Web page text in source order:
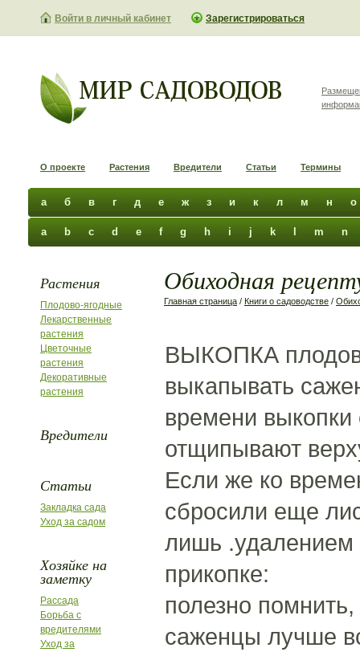
Войти в личный кабинет Зарегистрироваться
О проекте Растения Вредители Статьи Термины
а б в г д е ж з и к л м н о
a b c d e f g h i j k m n
Растения
Плодово-ягодные
Лекарственные
растения
Цветочные
растения
Декоративные
растения
Вредители
Статьи
Закладка сада
Уход за садом
Хозяйке на
заметку
Рассада
Борьба с
вредителями
Уход за
Обиходная
Главная страница / Книги о садоводстве /
ВЫКОПКА
выкапывать
времени выкопки
отщипывают
Если же ко
сбросили еще
лишь .удалением
прикопке:
полезно
саженцы лучше